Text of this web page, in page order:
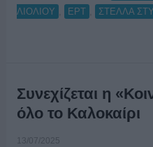
ΛΙΟΛΙΟΥ
ΕΡΤ ΣΤΕΛΛΑ
Συνεχίζεται η
όλο το Καλοκαίρι
13/07/2025